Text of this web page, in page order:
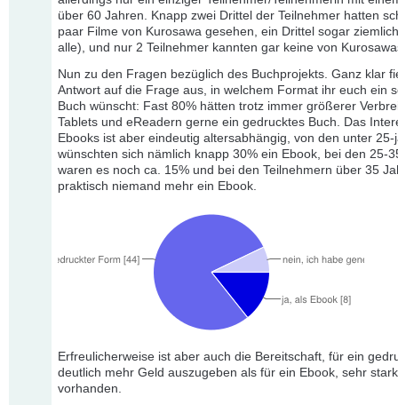
über 60 Jahren. Knapp zwei Drittel der Teilnehmer hatten
paar Filme von Kurosawa gesehen, ein Drittel sogar
alle), und nur 2 Teilnehmer kannten gar keine von
Nun zu den Fragen bezüglich des Buchprojekts. Ganz klar
Antwort auf die Frage aus, in welchem Format ihr euch ein
Buch wünscht: Fast 80% hätten trotz immer größerer
Tablets und eReadern gerne ein gedrucktes Buch. Das
Ebooks ist aber eindeutig altersabhängig, von den unter 25-
wünschten sich nämlich knapp 30% ein Ebook, bei den 25-
waren es noch ca. 15% und bei den Teilnehmern über 35
praktisch niemand mehr ein Ebook.
Erfreulicherweise ist aber auch die Bereitschaft, für ein
deutlich mehr Geld auszugeben als für ein Ebook, sehr stark
vorhanden.